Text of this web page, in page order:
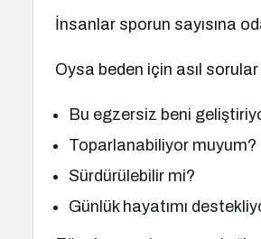
İnsanlar sporun sayısına
Oysa beden için asıl sorular
Bu egzersiz beni
Toparlanabiliyor muyum?
Sürdürülebilir mi?
Günlük hayatımı